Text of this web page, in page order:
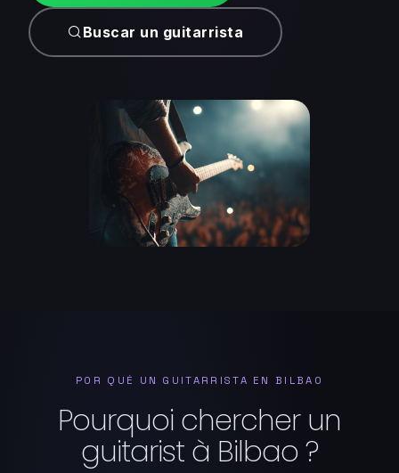
Buscar un guitarrista
POR QUÉ UN GUITARRISTA EN BILBAO
Pourquoi chercher un
guitarist à Bilbao ?